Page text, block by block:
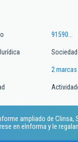
91590...
2 marcas
ampliado de Clinsa,
en eInforma y le